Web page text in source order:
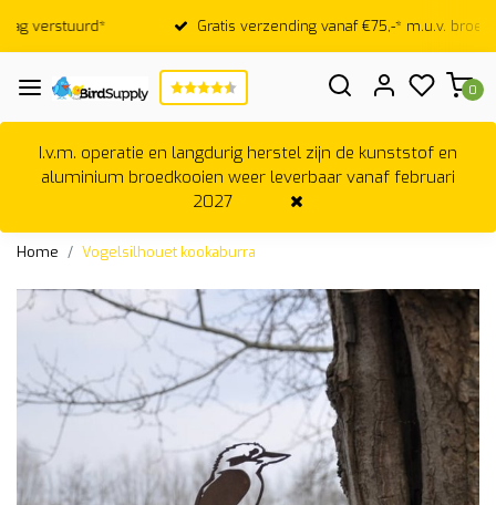
Gratis verzending vanaf €75,-* m.u.v. broedkooien
0
I.v.m. operatie en langdurig herstel zijn de kunststof en
aluminium broedkooien weer leverbaar vanaf februari
2027
Home Vogelsilhouet kookaburra